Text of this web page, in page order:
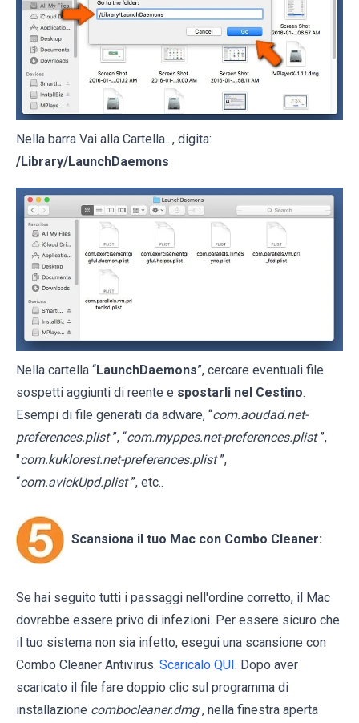
Nella barra Vai alla Cartella..., digita:
/Library/LaunchDaemons
Nella cartella “LaunchDaemons”, cercare eventuali file
sospetti aggiunti di reente e spostarli nel Cestino.
Esempi di file generati da adware, “com.aoudad.net-
preferences.plist ”, “com.myppes.net-preferences.plist ”,
"com.kuklorest.net-preferences.plist ”,
“com.avickUpd.plist ”, etc..
Scansiona il tuo Mac con Combo Cleaner:
Se hai seguito tutti i passaggi nell'ordine corretto, il Mac
dovrebbe essere privo di infezioni. Per essere sicuro che
il tuo sistema non sia infetto, esegui una scansione con
Combo Cleaner Antivirus. Scaricalo QUI. Dopo aver
scaricato il file fare doppio clic sul programma di
installazione combocleaner.dmg , nella finestra aperta